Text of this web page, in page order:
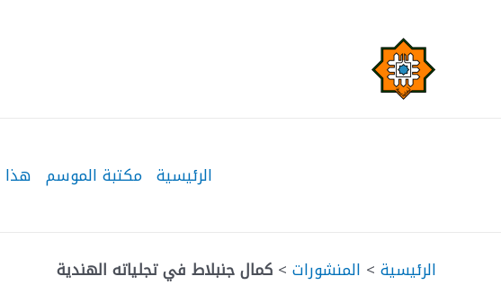
الرئيسية مكتبة الموسم هذا
الرئيسية > المنشورات > كمال جنبلاط في تجلياته الهندية